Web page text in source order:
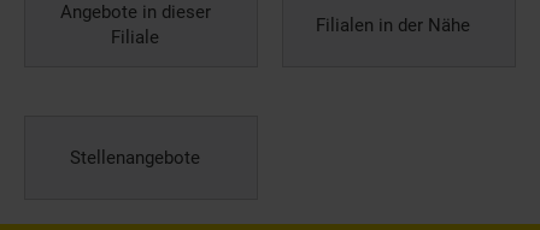
Angebote in dieser
Filiale
Filialen in der Nähe
Stellenangebote